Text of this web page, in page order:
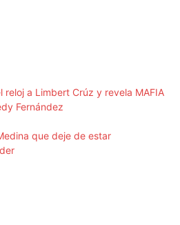
reloj a Limbert Crúz y revela MAFIA
Fernández
que deje de estar